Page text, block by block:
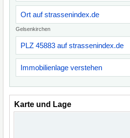
Ort auf strassenindex.de
Gelsenkirchen
PLZ 45883 auf strassenindex.de
Immobilienlage verstehen
Karte und Lage